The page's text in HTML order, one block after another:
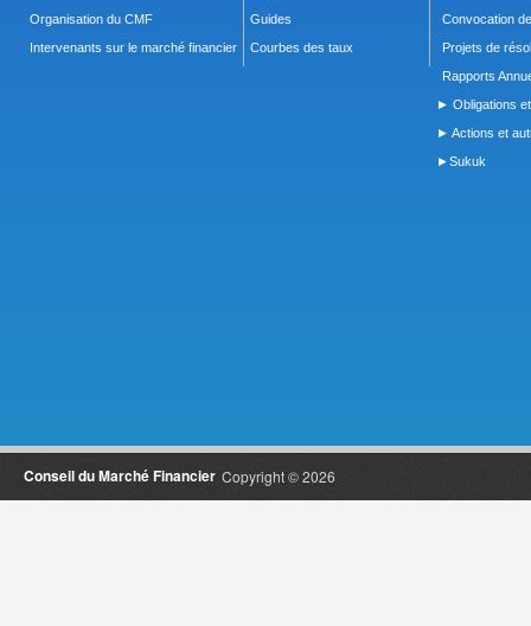
Organisation du CMF
Intervenants sur le marché financier
Guides
Courbes des taux
Convocation
Projets de
Rapports
► Obligations
► Actions et
►Sukuk
Copyright © 2026
Conseil du Marché Financier